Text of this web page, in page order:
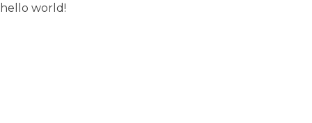
hello world!